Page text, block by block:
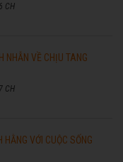
CH
NHẪN VỀ CHỊU TANG
CH
VỚI CUỘC SỐNG